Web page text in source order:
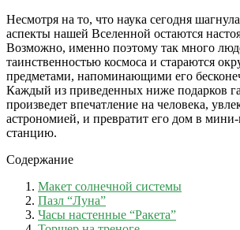
Несмотря на то, что наука сегодня
аспекты нашей Вселенной остаются
Возможно, именно поэтому так много
таинственностью космоса и стараются
предметами, напоминающими его
Каждый из приведенных ниже подарков
произведет впечатление на человека,
астрономией, и превратит его дом в
станцию.
Содержание
Макет солнечной системы
Пазл “Луна”
Часы настенные “Ракета”